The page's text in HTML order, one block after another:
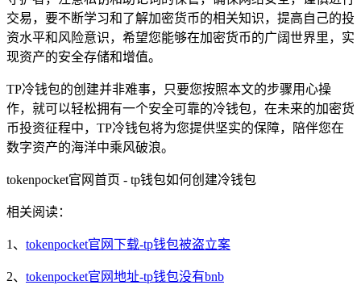
交易，要不断学习和了解加密货币的相关知识，提高自己的投
资水平和风险意识，希望您能够在加密货币的广阔世界里，实
现资产的安全存储和增值。
TP冷钱包的创建并非难事，只要您按照本文的步骤用心操
作，就可以轻松拥有一个安全可靠的冷钱包，在未来的加密货
币投资征程中，TP冷钱包将为您提供坚实的保障，陪伴您在
数字资产的海洋中乘风破浪。
tokenpocket官网首页 - tp钱包如何创建冷钱包
相关阅读：
1、 tokenpocket官网下载-tp钱包被盗立案
2、 tokenpocket官网地址-tp钱包没有bnb